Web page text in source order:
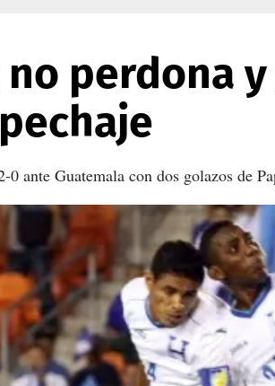
perdona
ante Guatemala con dos golazos de